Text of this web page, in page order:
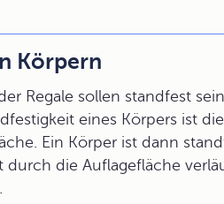
Körpern
Regale sollen standfest
eines Körpers ist
Ein Körper ist dann
durch die Auflagefläche